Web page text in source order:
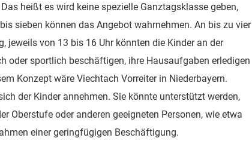
heißt es wird keine spezielle Ganztagsklasse geben,
sieben können das Angebot wahrnehmen. An bis zu vier
jeweils von 13 bis 16 Uhr könnten die Kinder an der
oder sportlich beschäftigen, ihre Hausaufgaben erledigen
Konzept wäre Viechtach Vorreiter in Niederbayern.
der Kinder annehmen. Sie könnte unterstützt werden,
Oberstufe oder anderen geeigneten Personen, wie etwa
einer geringfügigen Beschäftigung.